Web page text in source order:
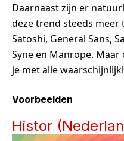
Daarnaast zijn er
deze trend steeds meer
Satoshi, General Sans,
Syne en Manrope.
je met alle
Voorbeelden
Histor